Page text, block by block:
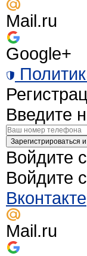
Mail.ru
Google+
Введите
Зарегистрироваться
Войдите
Войдите
Вконтакте
Mail.ru